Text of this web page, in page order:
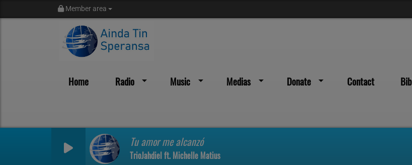
Member area
Home Radio Music Medias Donate Contact
Tu amor me alcanzó
TrioJahdiel ft. Michelle Matius